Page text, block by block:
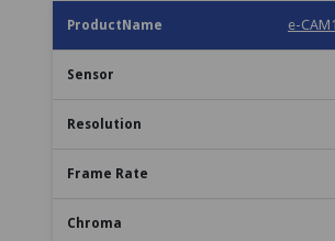
e-